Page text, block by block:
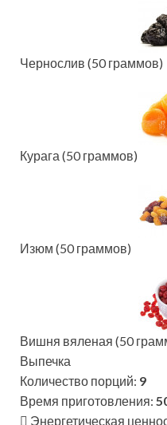
Чернослив (50 граммов)
Курага (50 граммов)
Изюм (50 граммов)
Вишня вяленая (50
Выпечка
Количество порций: 9
Время приготовления:
Энергетическая